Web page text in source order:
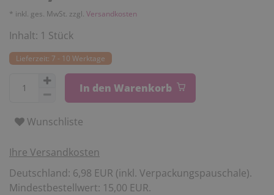
* inkl. ges. MwSt. zzgl. Versandkosten
Inhalt: 1 Stück
Lieferzeit: 7 - 10 Werktage
In den Warenkorb
Wunschliste
Ihre Versandkosten
Deutschland: 6,98 EUR (inkl. Verpackungspauschale).
Mindestbestellwert: 15,00 EUR.